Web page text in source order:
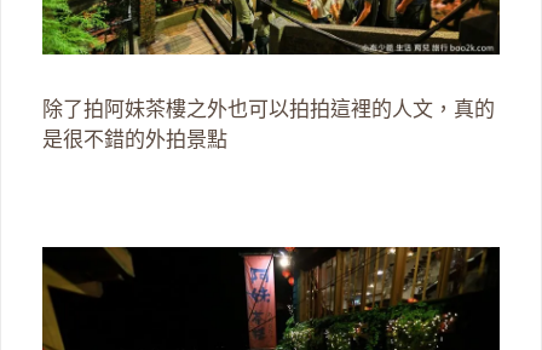
除了拍阿妹茶樓之外也可以拍拍這裡的人文，真的
是很不錯的外拍景點